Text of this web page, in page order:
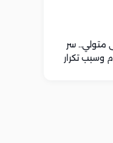
سر
وسبب تكرار